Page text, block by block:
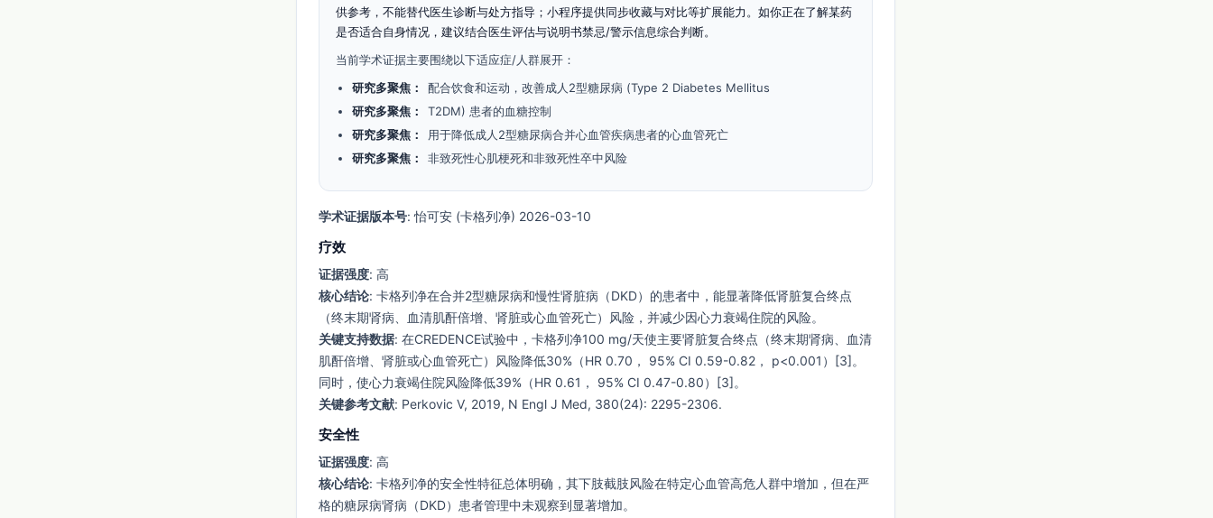
供参考，不能替代医生诊断与处方指导；小程序提供同步收藏与对比等扩展能力。如你正在了解某药
是否适合自身情况，建议结合医生评估与说明书禁忌/警示信息综合判断。
当前学术证据主要围绕以下适应症/人群展开：
研究多聚焦：
配合饮食和运动，改善成人2型糖尿病 (Type 2 Diabetes Mellitus
研究多聚焦：
T2DM) 患者的血糖控制
研究多聚焦：
用于降低成人2型糖尿病合并心血管疾病患者的心血管死亡
研究多聚焦：
非致死性心肌梗死和非致死性卒中风险
学术证据版本号: 怡可安 (卡格列净) 2026-03-10
疗效
证据强度: 高
核心结论: 卡格列净在合并2型糖尿病和慢性肾脏病（DKD）的患者中，能显著降低肾脏复合终点
（终末期肾病、血清肌酐倍增、肾脏或心血管死亡）风险，并减少因心力衰竭住院的风险。
关键支持数据: 在CREDENCE试验中，卡格列净100 mg/天使主要肾脏复合终点（终末期肾病、血清
肌酐倍增、肾脏或心血管死亡）风险降低30%（HR 0.70， 95% CI 0.59-0.82， p<0.001）[3]。
同时，使心力衰竭住院风险降低39%（HR 0.61， 95% CI 0.47-0.80）[3]。
关键参考文献: Perkovic V, 2019, N Engl J Med, 380(24): 2295-2306.
安全性
证据强度: 高
核心结论: 卡格列净的安全性特征总体明确，其下肢截肢风险在特定心血管高危人群中增加，但在严
格的糖尿病肾病（DKD）患者管理中未观察到显著增加。